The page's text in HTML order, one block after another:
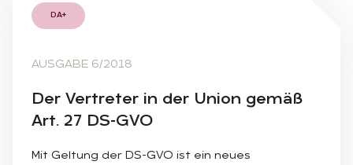
DA+
AUSGABE 6/2018
Der Ver­tre­ter in der Uni­on ge­mäß
Art. 27 DS-GVO
Mit Geltung der DS-GVO ist ein neues